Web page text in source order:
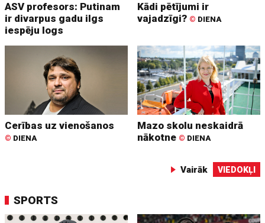
ASV profesors: Putinam
ir divarpus gadu ilgs
iespēju logs
Kādi pētījumi ir
vajadzīgi? © DIENA
Cerības uz vienošanos
© DIENA
Mazo skolu neskaidrā
nākotne © DIENA
Vairāk VIEDOKĻI
SPORTS